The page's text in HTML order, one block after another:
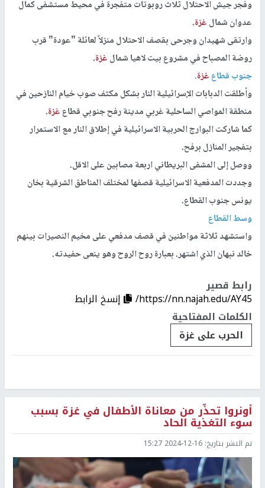
وفجر جيش الاحتلال ثلاث روبوتات متفجرة في محيط مستشفى كمال
عدوان شمالغزة.
وارتقى شهيدان وجرحى بقصف الاحتلال منزلاً لعائلة "عودة" قرب
روضة المصباح في مشروع بيت لاهيا شمالغزة.
جنوب قطاعغزة.
وأطلقت الدبابات الإسرائيلية النار بشكل مكثف صوب خيام النازحين في
منطقة المواصي الساحلية غربي مدينة رفح جنوبي قطاعغزة.
كما شاركت البوارج الحربية الاسرائيلية في إطلاق النار مع الاستمرار
بتفجير المنازل برفح.
ووصل إلى المشفى البريطاني اربعة مصابين على الاقل.
وجددت المدفعية الاسرائيلية قصفها لمختلف المناطق الشرقية بخان
يونس جنوب القطاع.
وسط القطاع
واستشهد ثلاثة مواطنين في قصف مدفعي على مخيم النصيرات بينهم
خالد نبهان الذي اشتهر. بعبارة روح الروح وهو ينعى حفيدته.
رابط قصير
https://nn.najah.edu/AY45/
إنسخ الرابط
الكلمات المفتاحية
الحرب على غزة
أونروا تحذّر من معاناة الأطفال في غزة بسبب
سوء التغذية الحاد
تم النشر بتاريخ: 2024-12-16 15:27